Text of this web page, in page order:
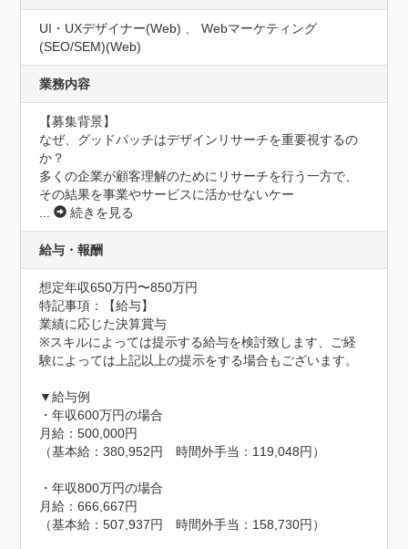
UI・UXデザイナー(Web) 、 Webマーケティング
(SEO/SEM)(Web)
業務内容
【募集背景】
なぜ、グッドパッチはデザインリサーチを重要視するの
か？
多くの企業が顧客理解のためにリサーチを行う一方で、
その結果を事業やサービスに活かせないケー
...
続きを見る
給与・報酬
想定年収650万円〜850万円
特記事項：【給与】
業績に応じた決算賞与
※スキルによっては提示する給与を検討致します、ご経
験によっては上記以上の提示をする場合もございます。
▼給与例
・年収600万円の場合
月給：500,000円
（基本給：380,952円　時間外手当：119,048円）
・年収800万円の場合
月給：666,667円
（基本給：507,937円　時間外手当：158,730円）